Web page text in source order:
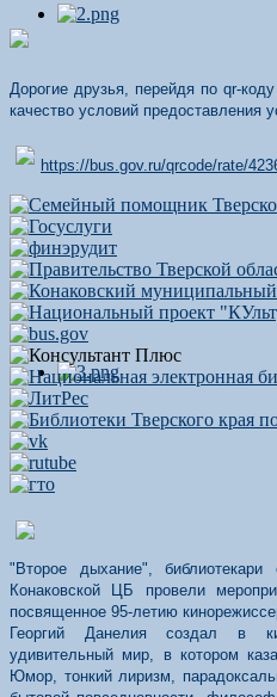
Дорогие друзья, перейдя по qr-
качество условий
https://bus.gov.ru/qrcode/rate/
"Второе дыхание", библиотекари
Конаковской ЦБ провели
посвященное 95-летию
Георгий Данелия создал в
удивительный мир, в котором
Юмор, тонкий лиризм,